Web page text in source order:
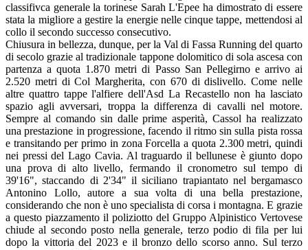
classifivca generale la torinese Sarah L'Epee ha dimostrato di essere
stata la migliore a gestire la energie nelle cinque tappe, mettendosi al
collo il secondo successo consecutivo.
Chiusura in bellezza, dunque, per la Val di Fassa Running del quarto
di secolo grazie al tradizionale tappone dolomitico di sola ascesa con
partenza a quota 1.870 metri di Passo San Pellegirno e arrivo ai
2.520 metri di Col Margherita, con 670 di dislivello. Come nelle
altre quattro tappe l'alfiere dell'Asd La Recastello non ha lasciato
spazio agli avversari, troppa la differenza di cavalli nel motore.
Sempre al comando sin dalle prime asperità, Cassol ha realizzato
una prestazione in progressione, facendo il ritmo sin sulla pista rossa
e transitando per primo in zona Forcella a quota 2.300 metri, quindi
nei pressi del Lago Cavia. Al traguardo il bellunese è giunto dopo
una prova di alto livello, fermando il cronometro sul tempo di
39'16", staccando di 2'34" il siciliano trapiantato nel bergamasco
Antonino Lollo, autore a sua volta di una bella prestazione,
considerando che non è uno specialista di corsa i montagna. E grazie
a questo piazzamento il poliziotto del Gruppo Alpinistico Vertovese
chiude al secondo posto nella generale, terzo podio di fila per lui
dopo la vittoria del 2023 e il bronzo dello scorso anno. Sul terzo